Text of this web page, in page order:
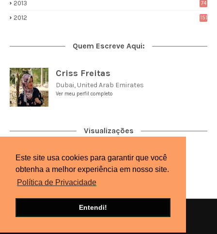
Este site usa cookies para garantir que você
obtenha a melhor experiência em nosso site.
Política de Privacidade
Entendi!
2013 74
2012 151
Quem Escreve Aqui:
Criss Freitas
Dubai, United Arab Emirates
Ver meu perfil completo
Visualizações
2,713,158